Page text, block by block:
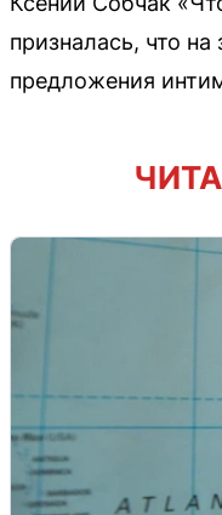
призналась, что
предложения